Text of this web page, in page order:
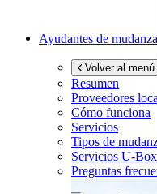
Ayudantes de mudanza
Volver al menú
Resumen
Proveedores
Cómo funciona
Servicios
Tipos de
Servicios U-Box
Preguntas